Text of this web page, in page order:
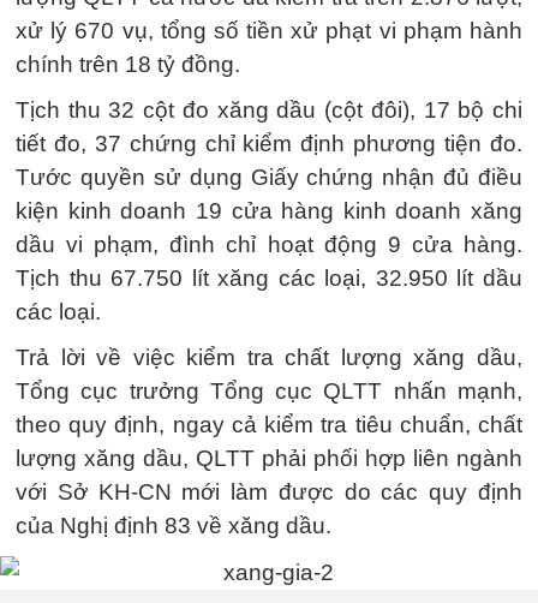
xử lý 670 vụ, tổng số tiền xử phạt vi phạm hành
chính trên 18 tỷ đồng.
Tịch thu 32 cột đo xăng dầu (cột đôi), 17 bộ chi
tiết đo, 37 chứng chỉ kiểm định phương tiện đo.
Tước quyền sử dụng Giấy chứng nhận đủ điều
kiện kinh doanh 19 cửa hàng kinh doanh xăng
dầu vi phạm, đình chỉ hoạt động 9 cửa hàng.
Tịch thu 67.750 lít xăng các loại, 32.950 lít dầu
các loại.
Trả lời về việc kiểm tra chất lượng xăng dầu,
Tổng cục trưởng Tổng cục QLTT nhấn mạnh,
theo quy định, ngay cả kiểm tra tiêu chuẩn, chất
lượng xăng dầu, QLTT phải phối hợp liên ngành
với Sở KH-CN mới làm được do các quy định
của Nghị định 83 về xăng dầu.